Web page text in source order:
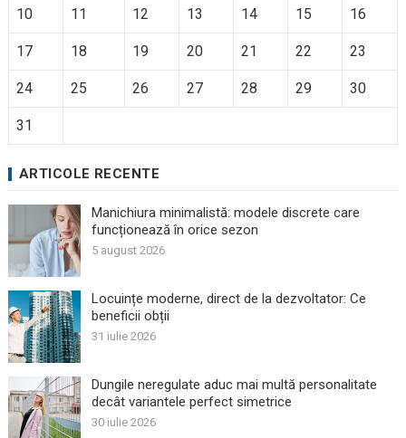
10 11 12 13 14 15 16
17 18 19 20 21 22 23
24 25 26 27 28 29 30
31
ARTICOLE RECENTE
Manichiura minimalistă: modele discrete care
funcționează în orice sezon
5 august 2026
Locuințe moderne, direct de la dezvoltator: Ce
beneficii obții
31 iulie 2026
Dungile neregulate aduc mai multă personalitate
decât variantele perfect simetrice
30 iulie 2026